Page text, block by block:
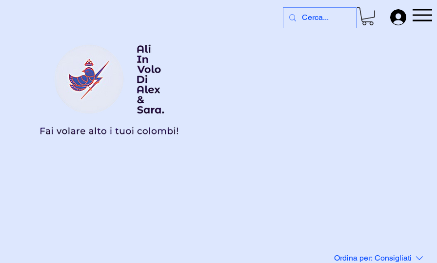
Ordina per: Consigliati